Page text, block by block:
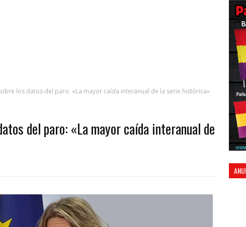
los datos del paro: «La mayor caída interanual de la serie histórica»
del paro: «La mayor caída interanual de